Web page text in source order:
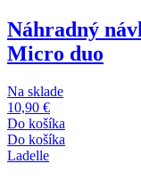
Náhradný
Micro duo
Na sklade
10,90 €
Do košíka
Do košíka
Ladelle